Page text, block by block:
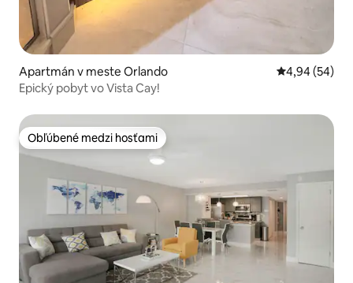
Apartmán v meste Orlando Priemerné
4,94 (54)
Epický pobyt vo Vista Cay!
Obľúbené medzi hosťami
Obľúbené medzi hosťami